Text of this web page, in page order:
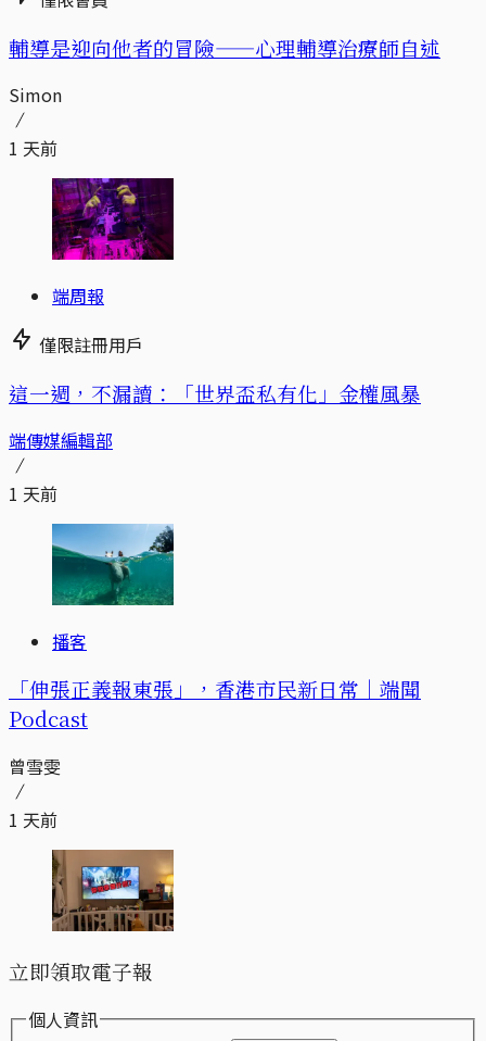
輔導是迎向他者的冒險——心理輔導治療師自述
Simon
1 天前
端周報
僅限註冊用戶
這一週，不漏讀：「世界盃私有化」金權風暴
端傳媒編輯部
1 天前
播客
「伸張正義報東張」，香港市民新日常｜端聞
Podcast
曾雪雯
1 天前
立即領取電子報
個人資訊